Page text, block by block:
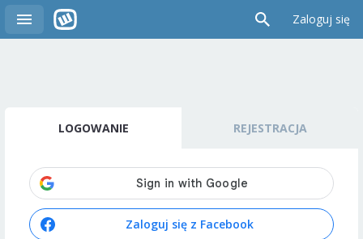
Zaloguj się
LOGOWANIE REJESTRACJA
Zaloguj się z Facebook